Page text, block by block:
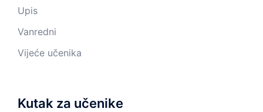
Upis
Vanredni
Vijeće učenika
Kutak za učenike